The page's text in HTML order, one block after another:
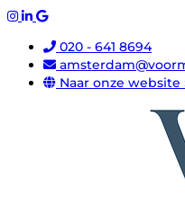
020 - 641 8694
Naar onze website